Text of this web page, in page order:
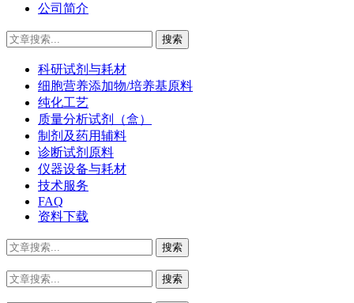
公司简介
科研试剂与耗材
细胞营养添加物/培养基原料
纯化工艺
质量分析试剂（盒）
制剂及药用辅料
诊断试剂原料
仪器设备与耗材
技术服务
FAQ
资料下载